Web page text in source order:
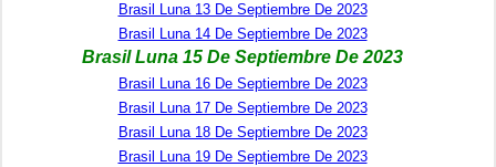
Brasil Luna 13 De Septiembre De 2023
Brasil Luna 14 De Septiembre De 2023
Brasil Luna 15 De Septiembre De 2023
Brasil Luna 16 De Septiembre De 2023
Brasil Luna 17 De Septiembre De 2023
Brasil Luna 18 De Septiembre De 2023
Brasil Luna 19 De Septiembre De 2023